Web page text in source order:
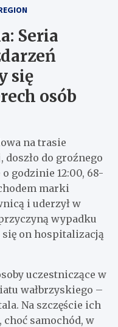
Seria
się
osób
na trasie
doszło do groźnego
godzinie 12:00, 68-
marki
i uderzył w
wypadku
się on hospitalizacją
uczestniczące w
wałbrzyskiego –
Na szczęście ich
choć samochód, w